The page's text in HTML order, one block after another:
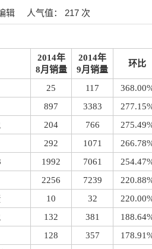
辑 人气值： 217 次
2014年
8月销量
2014年
9月销量
环比
25 117
897 3383
204 766
292 1071
1992 7061
2256 7239
10 32
132 381
128 357